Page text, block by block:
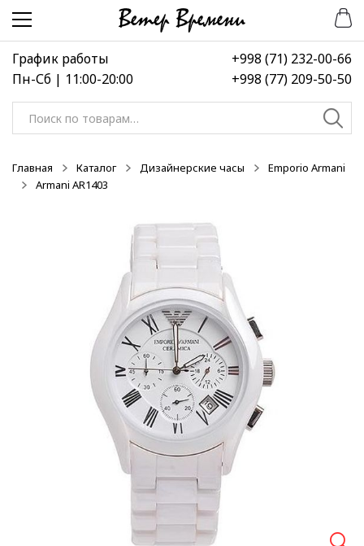
Перейти
навигации
Перейти
содержимому
График работы
Пн-Сб | 11:00-20:00
+998 (71) 232-00-66
+998 (77) 209-50-50
Искать:
Главная Каталог Дизайнерские часы
Emporio Armani
Armani AR1403
-50%
-50%
-50%